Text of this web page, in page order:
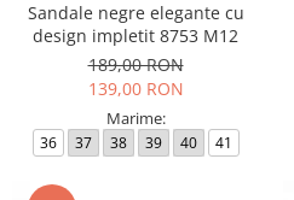
Sandale negre elegante cu
design impletit 8753 M12
189,00 RON
139,00 RON
Marime:
36 37 38 39 40 41